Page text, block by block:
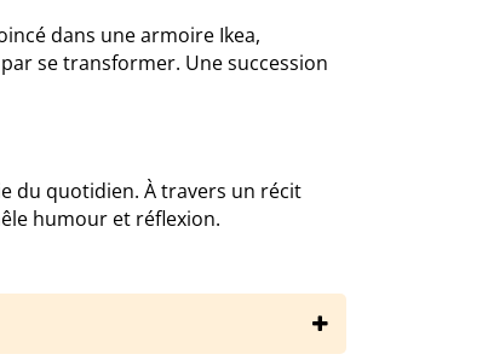
dans une armoire Ikea,
se transformer. Une succession
du quotidien. À travers un récit
humour et réflexion.